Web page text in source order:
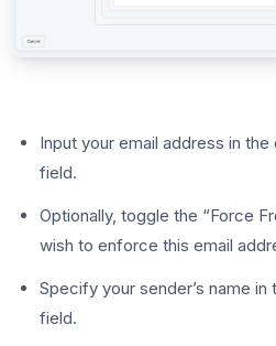
Input your email address in
field.
Optionally, toggle the “Force
wish to enforce this email
Specify your sender’s name in
field.